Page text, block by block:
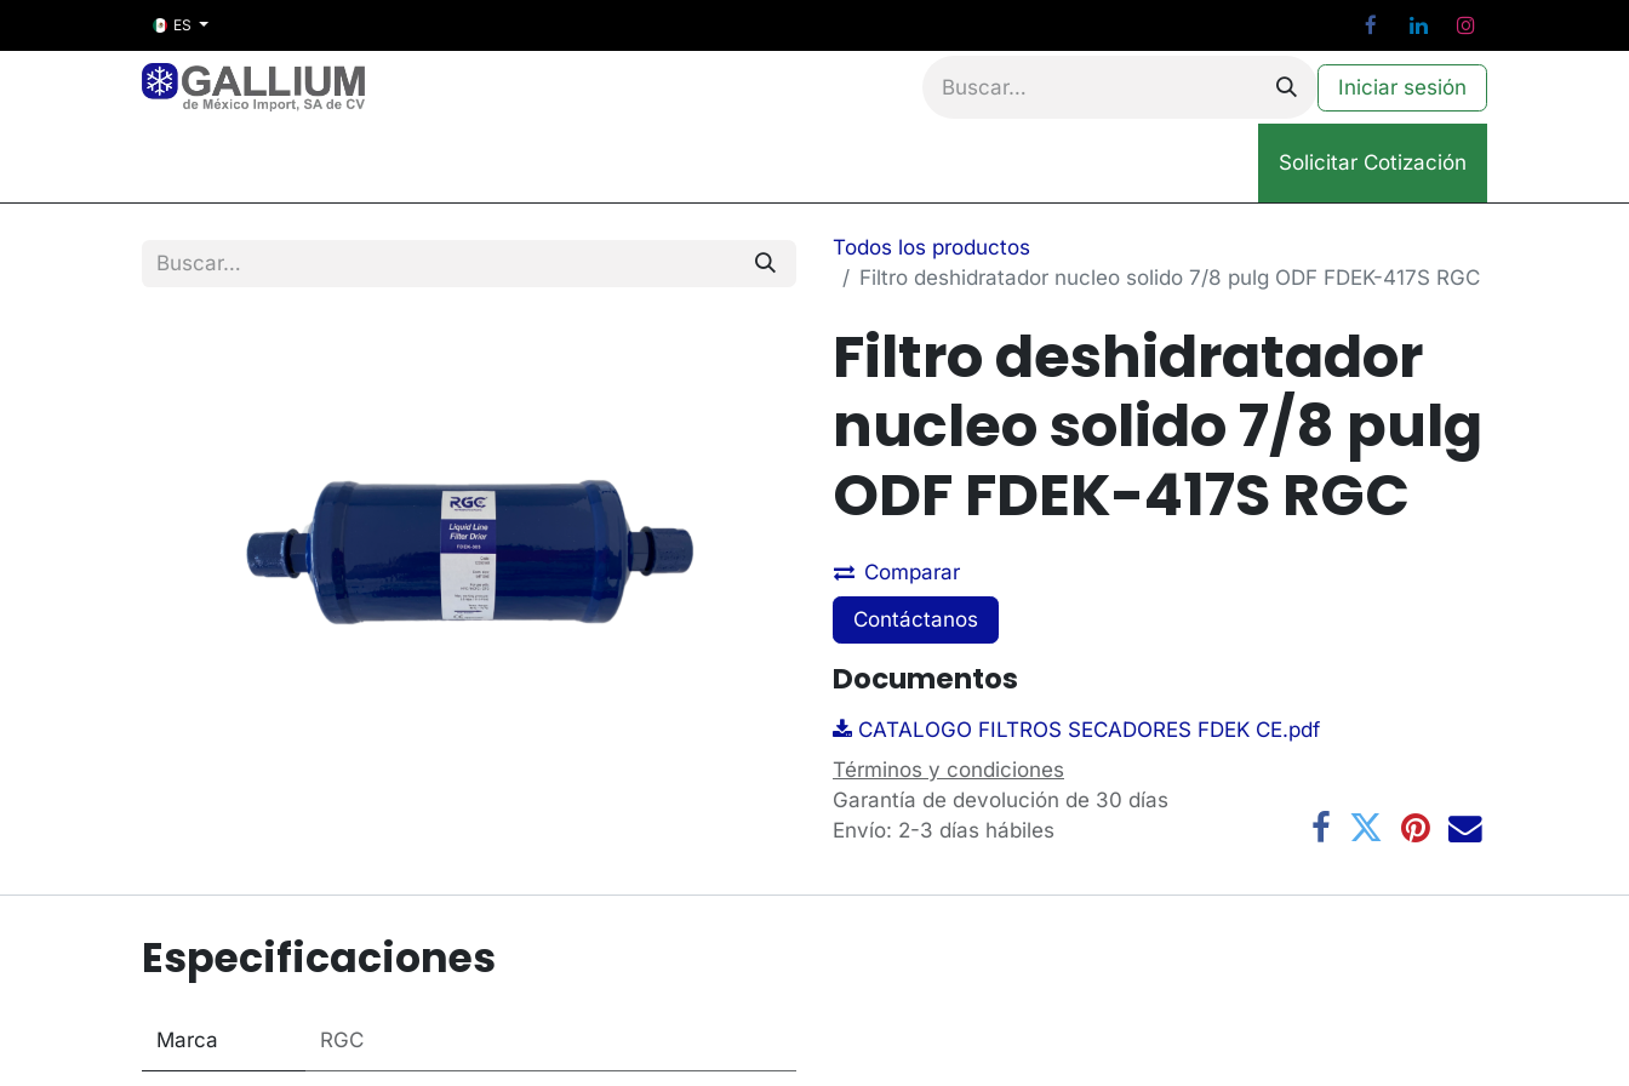
ES
Iniciar sesión
Solicitar Cotización
Todos los productos
Filtro deshidratador nucleo solido 7/8 pulg ODF FDEK-417S RGC
Filtro deshidratador
nucleo solido 7/8 pulg
ODF FDEK-417S RGC
Comparar
Contáctanos
Documentos
CATALOGO FILTROS SECADORES FDEK CE.pdf
Términos y condiciones
Garantía de devolución de 30 días
Envío: 2-3 días hábiles
Especificaciones
Marca RGC